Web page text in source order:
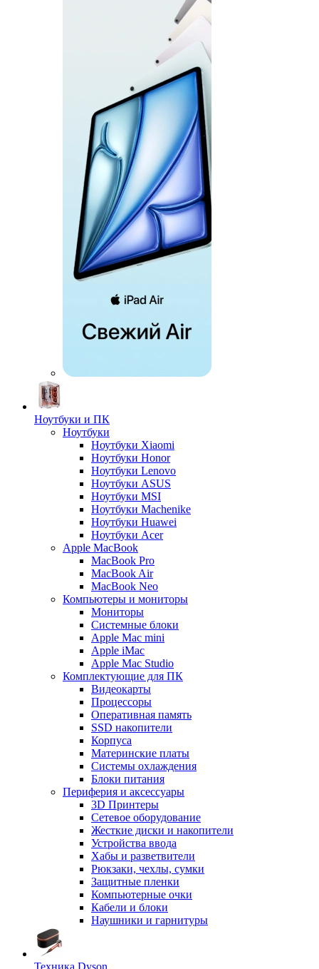
Ноутбуки и ПК
Ноутбуки
Ноутбуки Xiaomi
Ноутбуки Honor
Ноутбуки Lenovo
Ноутбуки ASUS
Ноутбуки MSI
Ноутбуки Machenike
Ноутбуки Huawei
Ноутбуки Acer
Apple MacBook
MacBook Pro
MacBook Air
MacBook Neo
Компьютеры и мониторы
Мониторы
Системные блоки
Apple Mac mini
Apple iMac
Apple Mac Studio
Комплектующие для ПК
Видеокарты
Процессоры
Оперативная память
SSD накопители
Корпуса
Материнские платы
Системы охлаждения
Блоки питания
Периферия и аксессуары
3D Принтеры
Сетевое оборудование
Жесткие диски и накопители
Устройства ввода
Хабы и разветвители
Рюкзаки, чехлы, сумки
Защитные пленки
Компьютерные очки
Кабели и блоки
Наушники и гарнитуры
Техника Dyson